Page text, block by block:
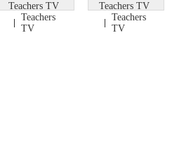
Teachers TV
Teachers
TV
Teachers TV
Teachers
TV